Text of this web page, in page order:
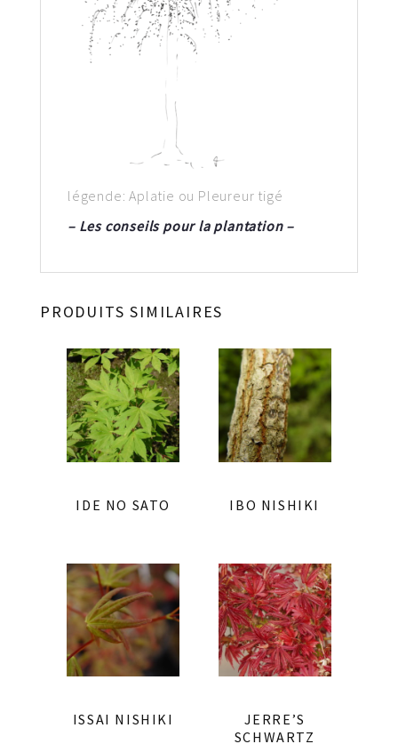
légende: Aplatie ou Pleureur tigé
– Les conseils pour la plantation –
PRODUITS SIMILAIRES
IDE NO SATO IBO NISHIKI
ISSAI NISHIKI
JERRE’S
SCHWARTZ